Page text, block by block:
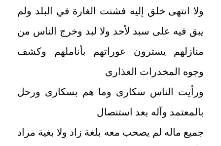
ولا انتهى خلق إليه فشنت الغارة في البلد ولم
يبق فيه على سبد لأحد ولا لبد وخرج الناس من
منازلهم يسترون عوراتهم بأناملهم وكشف
وجوه المخدرات العذارى
ورأيت الناس سكارى وما هم بسكارى ورحل
بالمعتمد وآله بعد استنصال
جميع ماله لم يصحب معه بلغة زاد ولا بغية مراد